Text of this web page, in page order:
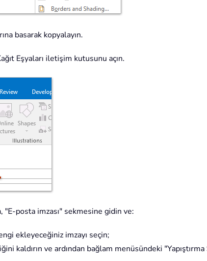
basarak kopyalayın.
Eşyaları iletişim kutusunu açın.
"E-posta imzası" sekmesine gidin ve:
ekleyeceğiniz imzayı seçin;
kaldırın ve ardından bağlam menüsündeki